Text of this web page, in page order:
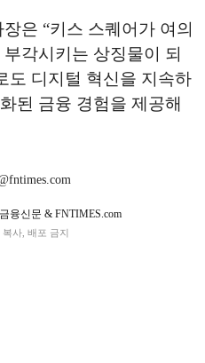
은 “키스 스퀘어가 여의
각시키는 상징물이 되
도 디지털 혁신을 지속하
된 금융 경험을 제공해
융신문 & FNTIMES.com
사, 배포 금지